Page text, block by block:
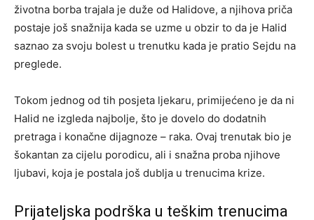
životna borba trajala je duže od Halidove, a njihova priča
postaje još snažnija kada se uzme u obzir to da je Halid
saznao za svoju bolest u trenutku kada je pratio Sejdu na
preglede.
Tokom jednog od tih posjeta ljekaru, primijećeno je da ni
Halid ne izgleda najbolje, što je dovelo do dodatnih
pretraga i konačne dijagnoze – raka. Ovaj trenutak bio je
šokantan za cijelu porodicu, ali i snažna proba njihove
ljubavi, koja je postala još dublja u trenucima krize.
Prijateljska podrška u teškim trenucima